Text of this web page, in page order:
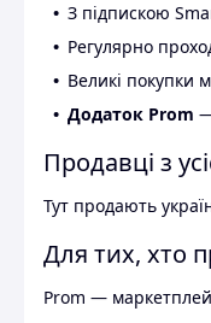
З підпискою
Регулярно
Великі покупки
Додаток Prom
Продавці з
Тут продають
Для тих, хто
Prom —